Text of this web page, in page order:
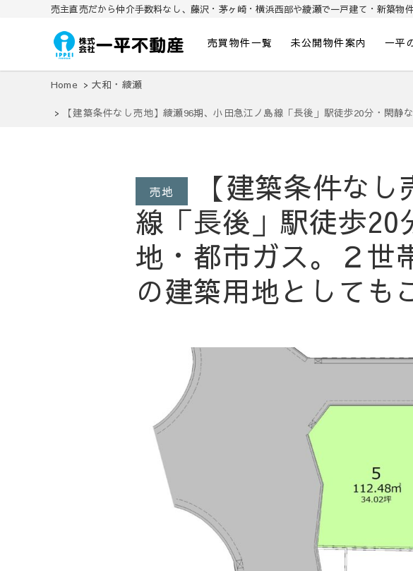
売主直売だから仲介手数料なし、藤沢・茅ヶ崎・横浜西部や綾瀬で一戸建て・新築物
株式会社一平不動産
湘南の藤沢・茅ヶ崎・横浜や綾瀬で売主直売の一戸建て・新築物件
売買物件一覧 未公開物件案内 一平
Home 大和・綾瀬
【建築条件なし売地】綾瀬96期、小田急江ノ島線「長後」駅徒歩20分・閑
売地
【建築条件な
線「長後」駅徒歩20
地・都市ガス。２世
の建築用地として